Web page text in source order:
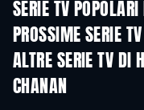
SERIE TV TV
PROSSIME SERIE TV
Stagione 6
ALTRE SERIE TV DI
CHANAN